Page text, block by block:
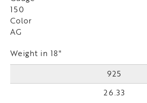
150
Color
AG
Weight in 18"
925
26.33